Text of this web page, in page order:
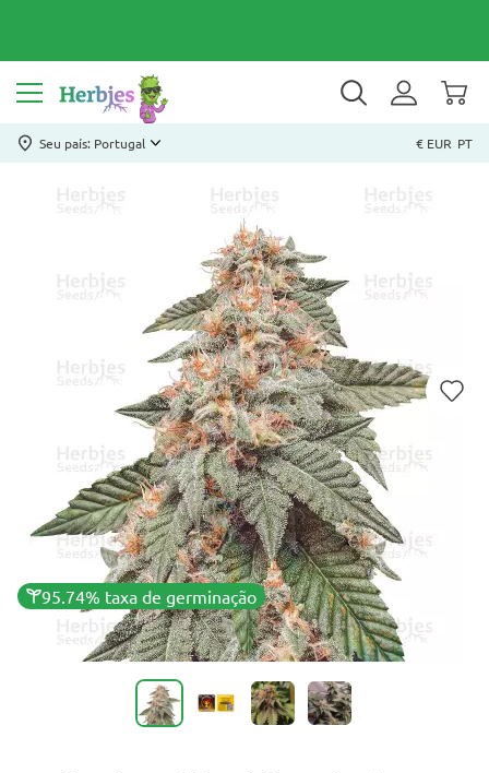
Seu país: Portugal € EUR PT
95.74% taxa de germinação